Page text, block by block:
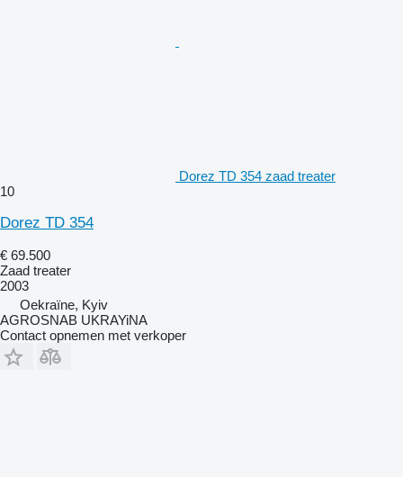
Dorez TD 354 zaad treater
10
Dorez TD 354
€ 69.500
Zaad treater
2003
Oekraïne, Kyiv
AGROSNAB UKRAYiNA
Contact opnemen met verkoper